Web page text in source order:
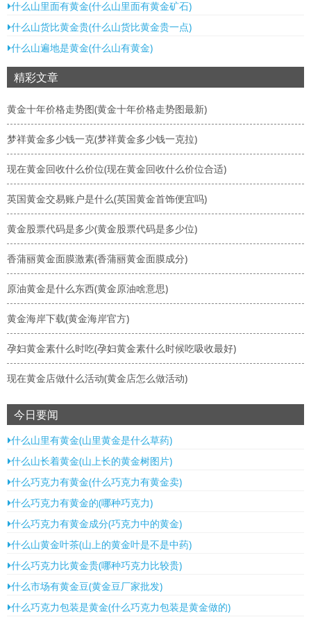
什么山里面有黄金(什么山里面有黄金矿石)
什么山货比黄金贵(什么山货比黄金贵一点)
什么山遍地是黄金(什么山有黄金)
精彩文章
黄金十年价格走势图(黄金十年价格走势图最新)
梦祥黄金多少钱一克(梦祥黄金多少钱一克拉)
现在黄金回收什么价位(现在黄金回收什么价位合适)
英国黄金交易账户是什么(英国黄金首饰便宜吗)
黄金股票代码是多少(黄金股票代码是多少位)
香蒲丽黄金面膜激素(香蒲丽黄金面膜成分)
原油黄金是什么东西(黄金原油啥意思)
黄金海岸下载(黄金海岸官方)
孕妇黄金素什么时吃(孕妇黄金素什么时候吃吸收最好)
现在黄金店做什么活动(黄金店怎么做活动)
今日要闻
什么山里有黄金(山里黄金是什么草药)
什么山长着黄金(山上长的黄金树图片)
什么巧克力有黄金(什么巧克力有黄金卖)
什么巧克力有黄金的(哪种巧克力)
什么巧克力有黄金成分(巧克力中的黄金)
什么山黄金叶茶(山上的黄金叶是不是中药)
什么巧克力比黄金贵(哪种巧克力比较贵)
什么市场有黄金豆(黄金豆厂家批发)
什么巧克力包装是黄金(什么巧克力包装是黄金做的)